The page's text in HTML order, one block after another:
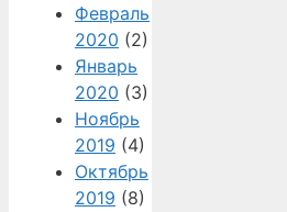
Февраль
2020 (2)
Январь
2020 (3)
Ноябрь
2019 (4)
Октябрь
2019 (8)